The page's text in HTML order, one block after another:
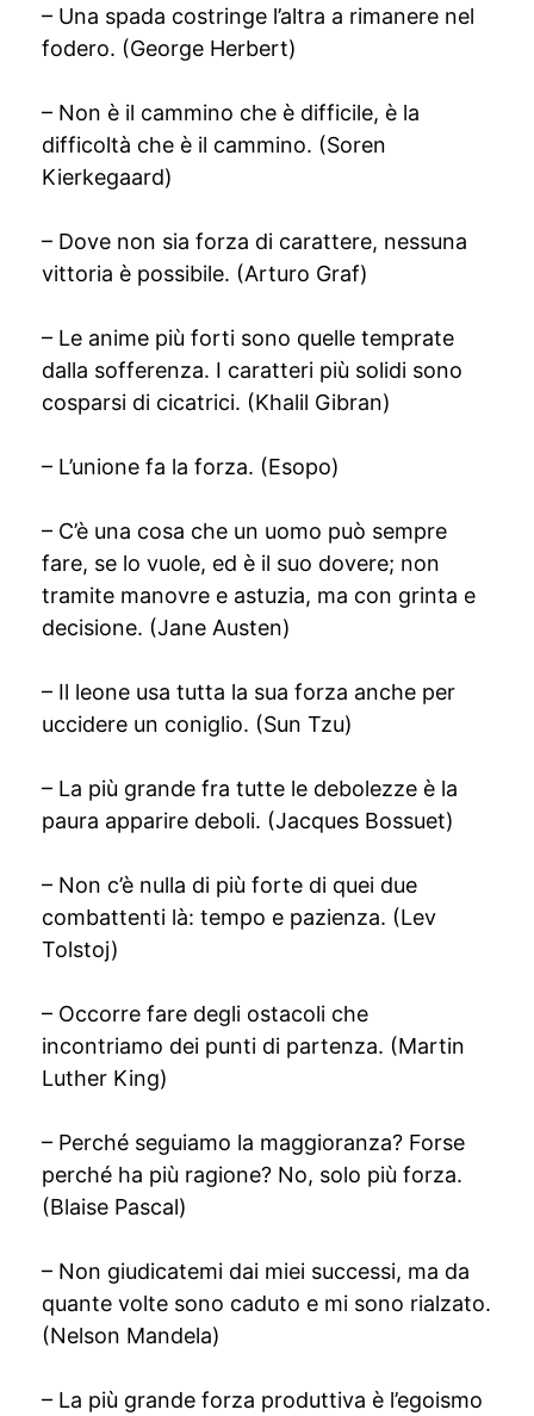
– Una spada costringe l’altra a rimanere nel
fodero. (George Herbert)
– Non è il cammino che è difficile, è la
difficoltà che è il cammino. (Soren
Kierkegaard)
– Dove non sia forza di carattere, nessuna
vittoria è possibile. (Arturo Graf)
– Le anime più forti sono quelle temprate
dalla sofferenza. I caratteri più solidi sono
cosparsi di cicatrici. (Khalil Gibran)
– L’unione fa la forza. (Esopo)
– C’è una cosa che un uomo può sempre
fare, se lo vuole, ed è il suo dovere; non
tramite manovre e astuzia, ma con grinta e
decisione. (Jane Austen)
– Il leone usa tutta la sua forza anche per
uccidere un coniglio. (Sun Tzu)
– La più grande fra tutte le debolezze è la
paura apparire deboli. (Jacques Bossuet)
– Non c’è nulla di più forte di quei due
combattenti là: tempo e pazienza. (Lev
Tolstoj)
– Occorre fare degli ostacoli che
incontriamo dei punti di partenza. (Martin
Luther King)
– Perché seguiamo la maggioranza? Forse
perché ha più ragione? No, solo più forza.
(Blaise Pascal)
– Non giudicatemi dai miei successi, ma da
quante volte sono caduto e mi sono rialzato.
(Nelson Mandela)
– La più grande forza produttiva è l’egoismo